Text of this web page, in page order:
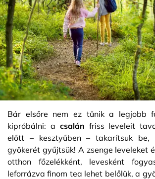
Bár elsőre nem ez tűnik a legjobb
kipróbálni: a csalán friss leveleit
előtt – kesztyűben – takarítsuk be,
gyökerét gyűjtsük! A zsenge leveleket
otthon főzelékként, levesként
leforrázva finom tea lehet belőlük, a